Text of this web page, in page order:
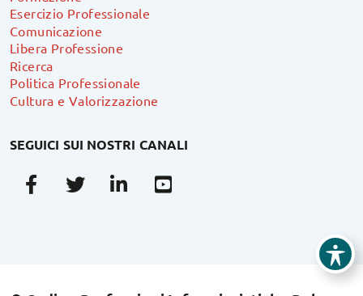
Esercizio Professionale
Comunicazione
Libera Professione
Ricerca
Politica Professionale
Cultura e Valorizzazione
SEGUICI SUI NOSTRI CANALI
FacebookTwitterLinkedin